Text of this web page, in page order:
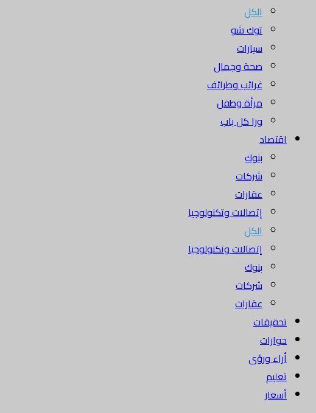
الكل
توك شو
سيارات
صحة وجمال
غرائب وطرائف
مرأة وطفل
ورا كل باب
اقتصاد
بنوك
شركات
عقارات
إتصالات وتكنولوجيا
الكل
إتصالات وتكنولوجيا
بنوك
شركات
عقارات
تحقيقات
حوارات
أراء ورؤى
تعليم
أسعار